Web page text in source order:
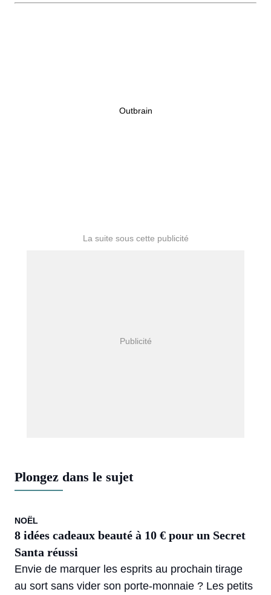
Outbrain
Plongez dans le sujet
NOËL
8 idées cadeaux beauté à 10 € pour un Secret
Santa réussi
Envie de marquer les esprits au prochain tirage
au sort sans vider son porte-monnaie ? Les petits